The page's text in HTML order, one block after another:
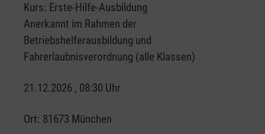
Kurs: Erste-Hilfe-Ausbildung
Anerkannt im Rahmen der
Betriebshelferausbildung und
Fahrerlaubnisverordnung (alle Klassen)
21.12.2026 , 08:30 Uhr
Ort: 81673 München